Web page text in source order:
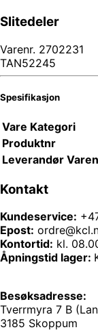
Slitedeler
Varenr. 2702231
TAN52245
Spesifikasjon
Vare Kategori
Produktnr
Leverandør
Kontakt
Kundeservice:
Epost:
Kontortid: kl.
Åpningstid lager:
Besøksadresse:
Tverrmyra 7 B
3185 Skoppum